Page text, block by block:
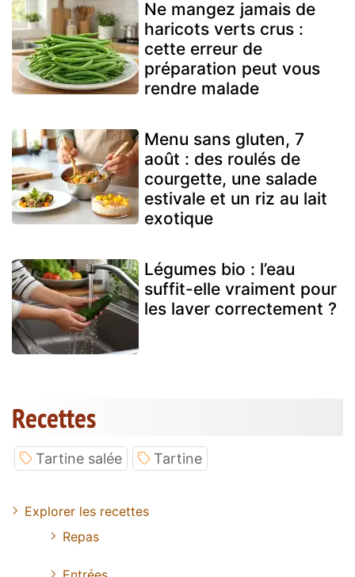
Ne mangez jamais de
haricots verts crus :
cette erreur de
préparation peut vous
rendre malade
Menu sans gluten, 7
août : des roulés de
courgette, une salade
estivale et un riz au lait
exotique
Légumes bio : l’eau
suffit-elle vraiment pour
les laver correctement ?
Recettes
Tartine salée Tartine
Explorer les recettes
Repas